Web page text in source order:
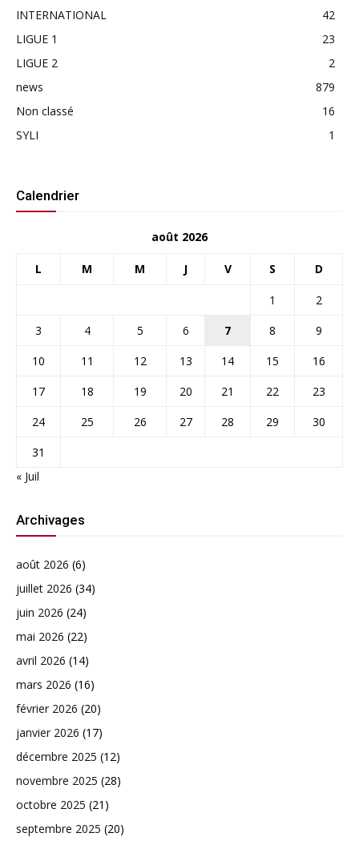
INTERNATIONAL
42
LIGUE 1
23
LIGUE 2
2
news
879
Non classé
16
SYLI
1
Calendrier
août 2026
L M M J V S D
1
2
3
4 5 6 7 8
9
10
11 12 13 14 15
16
17
18 19 20 21 22
23
24
25 26 27 28 29
30
31
« Juil
Archivages
août 2026 (6)
juillet 2026 (34)
juin 2026 (24)
mai 2026 (22)
avril 2026 (14)
mars 2026 (16)
février 2026 (20)
janvier 2026 (17)
décembre 2025 (12)
novembre 2025 (28)
octobre 2025 (21)
septembre 2025 (20)